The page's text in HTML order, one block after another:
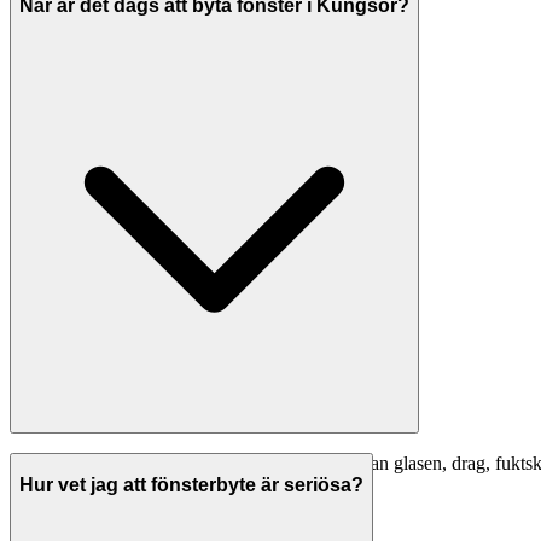
Begär alltid offerter från flera företag.
När är det dags att byta fönster i Kungsör?
Tecken på att fönsterbyte behövs: kondens mellan glasen, drag,
25% på uppvärmningskostnaden.
Hur vet jag att fönsterbyte är seriösa?